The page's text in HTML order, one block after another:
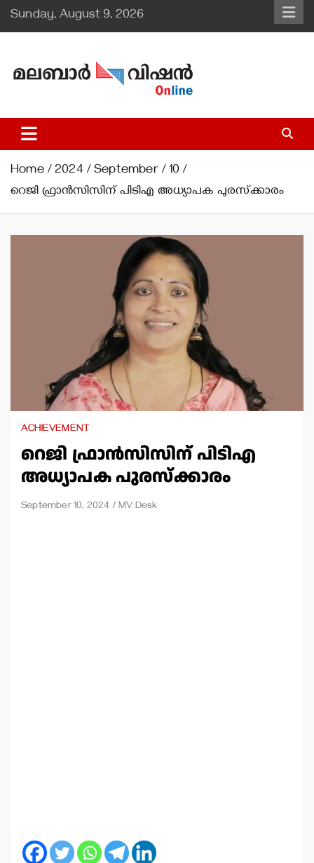
Skip
to
Sunday, August 9, 2026
Malabar Vision Online
Illuminating Diocesan News with Divine Clarity.
Home 2024 September
10
റെജി ഫ്രാന്‍സിസിന് പിടിഎ അധ്യാപക പുരസ്‌ക്കാരം
ACHIEVEMENT
റെജി ഫ്രാന്‍സിസിന് പിടിഎ
അധ്യാപക പുരസ്‌ക്കാരം
September 10, 2024 MV Desk